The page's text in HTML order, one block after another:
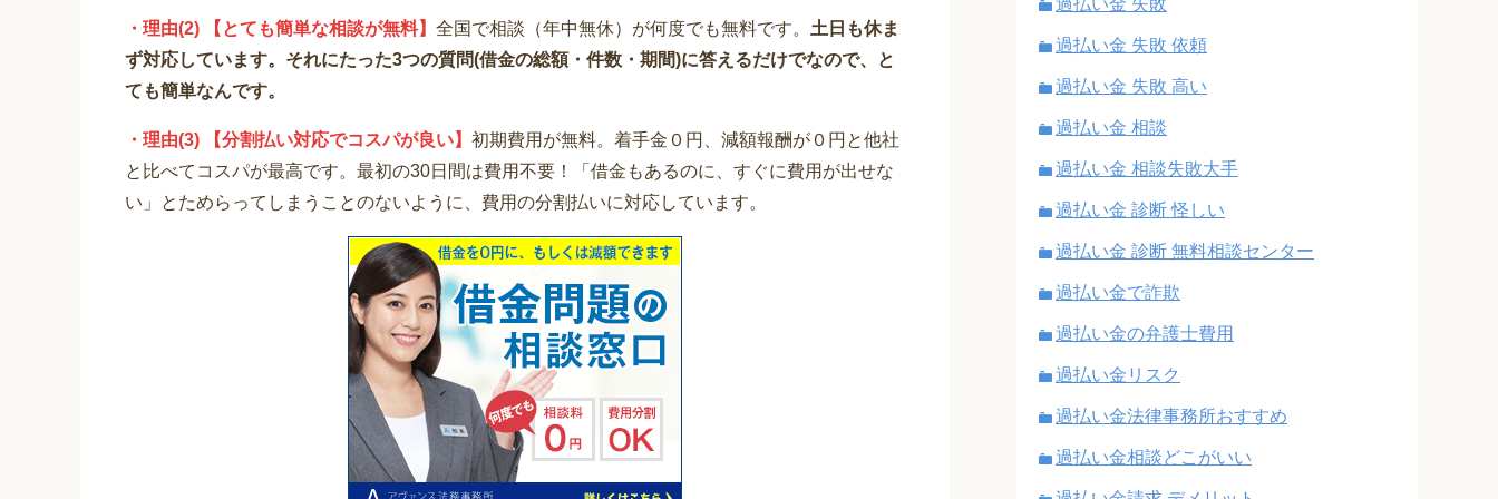
・理由(2) 【とても簡単な相談が無料】 全国で相談（年中無休）が何度でも無料です。 土日も休ま
ず対応しています。それにたった3つの質問(借金の総額・件数・期間)に答えるだけでなので、と
ても簡単なんです。
・理由(3) 【分割払い対応でコスパが良い】 初期費用が無料。着手金０円、減額報酬が０円と他社
と比べてコスパが最高です。最初の30日間は費用不要！「借金もあるのに、すぐに費用が出せな
い」とためらってしまうことのないように、費用の分割払いに対応しています。
過払い金 失敗
過払い金 失敗 依頼
過払い金 失敗 高い
過払い金 相談
過払い金 相談失敗大手
過払い金 診断 怪しい
過払い金 診断 無料相談センター
過払い金で詐欺
過払い金の弁護士費用
過払い金リスク
過払い金法律事務所おすすめ
過払い金相談どこがいい